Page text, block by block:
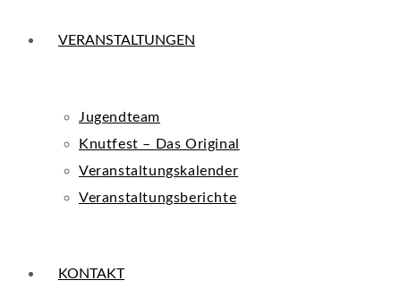
VERANSTALTUNGEN
Jugendteam
Knutfest – Das Original
Veranstaltungskalender
Veranstaltungsberichte
KONTAKT